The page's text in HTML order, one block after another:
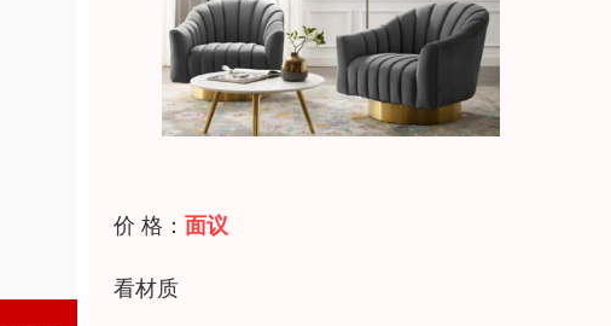
价 格： 面议
看材质